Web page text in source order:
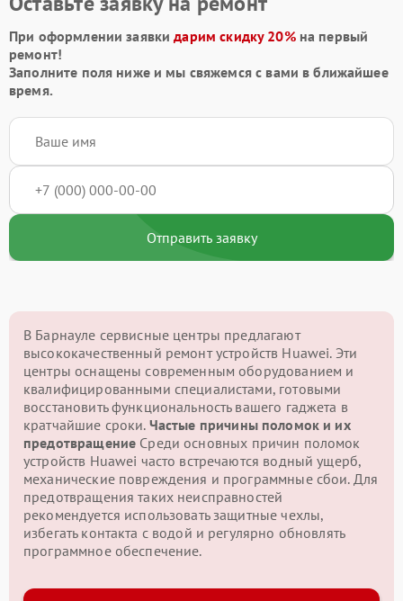
При оформлении заявкидарим скидку 20%на первый
ремонт!
Заполните поля ниже и мы свяжемся с вами в ближайшее
время.
Отправить заявку
В Барнауле сервисные центры предлагают
высококачественный ремонт устройств Huawei. Эти
центры оснащены современным оборудованием и
квалифицированными специалистами, готовыми
восстановить функциональность вашего гаджета в
кратчайшие сроки. Частые причины поломок и их
предотвращение Среди основных причин поломок
устройств Huawei часто встречаются водный ущерб,
механические повреждения и программные сбои. Для
предотвращения таких неисправностей
рекомендуется использовать защитные чехлы,
избегать контакта с водой и регулярно обновлять
программное обеспечение.